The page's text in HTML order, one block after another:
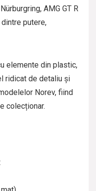
AMG GT R
putere,
elemente din plastic,
ridicat de detaliu și
Norev, fiind
colecționar.